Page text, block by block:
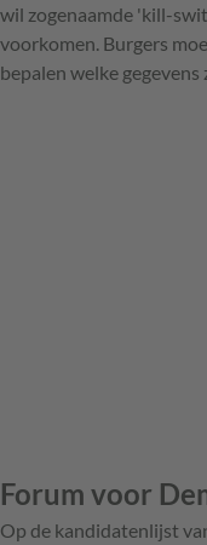
wil zogenaamde 'kill-
voorkomen. Burgers
bepalen welke gegevens
Forum voor
Op de kandidatenlijst